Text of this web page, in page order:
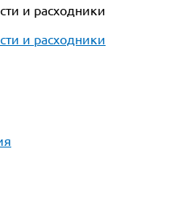
и расходники
и расходники